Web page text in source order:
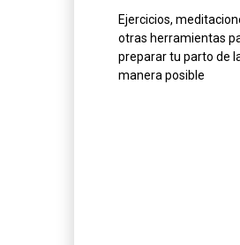
Ejercicios,
otras herramientas
preparar tu parto de
manera posible